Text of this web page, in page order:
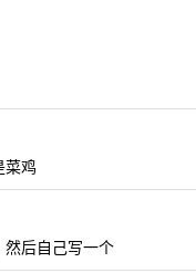
菜鸡
后自己写一个